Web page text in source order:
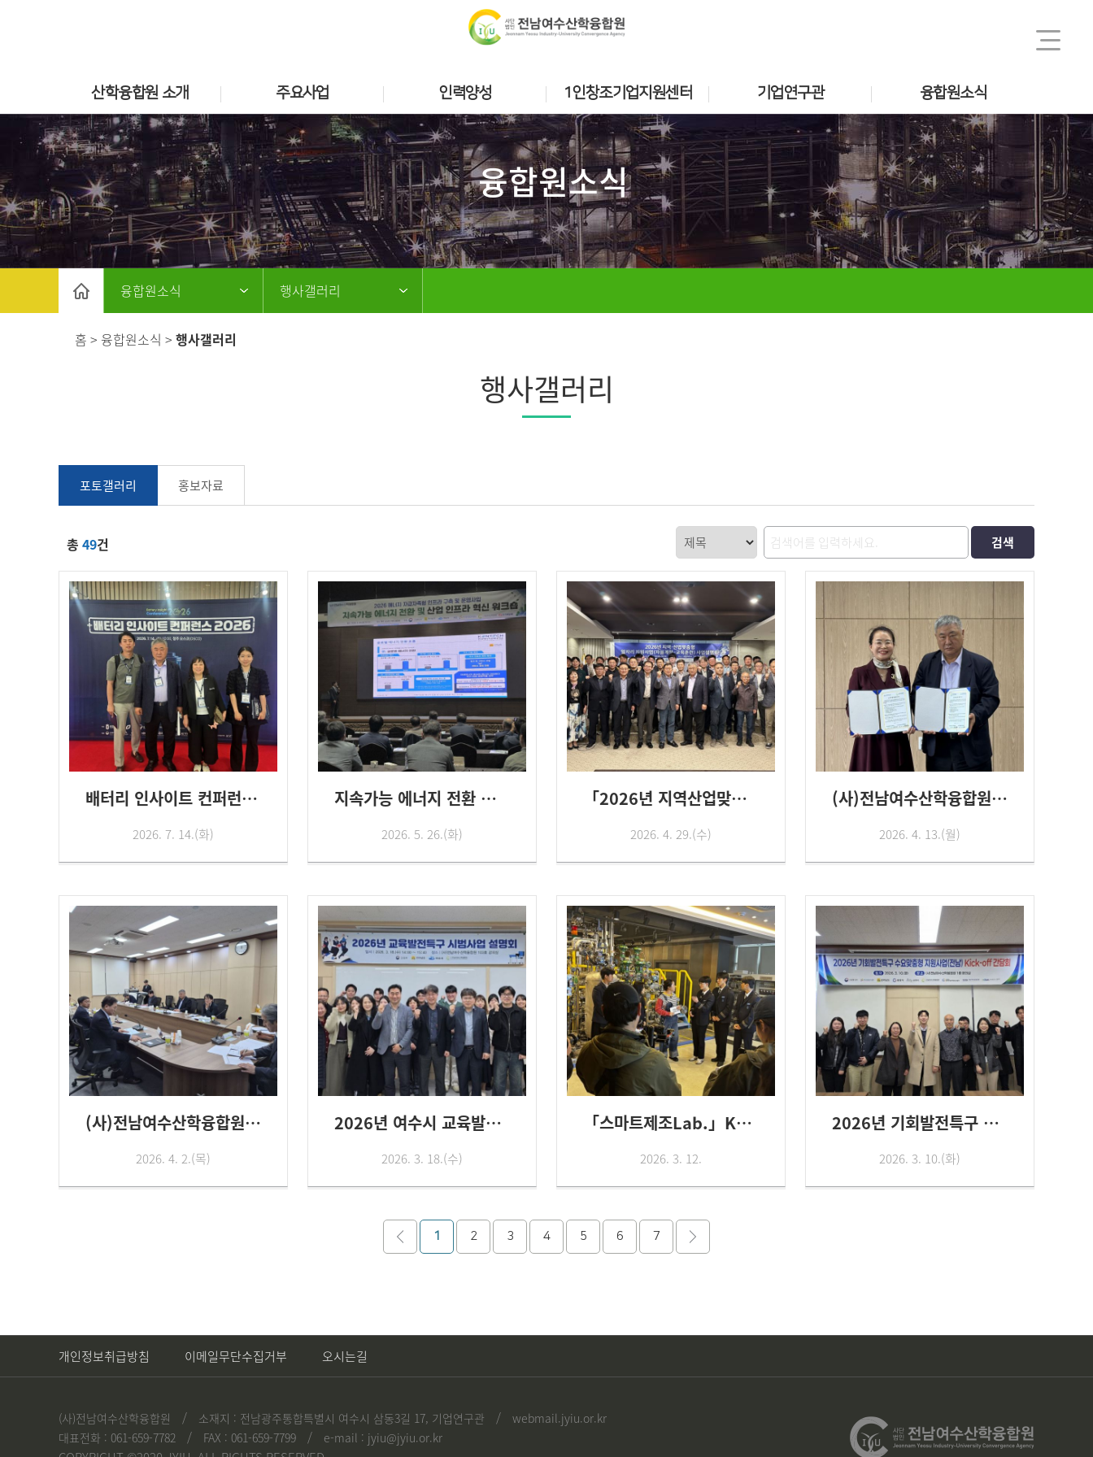
산학융합원 소개 주요사업 인력양성 1인창조기업지원센터 기업연구관 융합원소식
융합원소식
융합원소식 행사갤러리
홈 > 융합원소식 > 행사갤러리
행사갤러리
포토갤러리 홍보자료
총 49건
배터리 인사이트 컨퍼런스 2026
2026. 7. 14.(화)
지속가능 에너지 전환 및 산업 인...
2026. 5. 26.(화)
「2026년 지역산업맞춤형 일자리...
2026. 4. 29.(수)
(사)전남여수산학융합원-여수해양과...
2026. 4. 13.(월)
(사)전남여수산학융합원 2026년...
2026. 4. 2.(목)
2026년 여수시 교육발전특구 시...
2026. 3. 18.(수)
「스마트제조Lab.」KBS1 해드...
2026. 3. 12.
2026년 기회발전특구 수요맞춤형...
2026. 3. 10.(화)
1 2 3 4 5 6 7
개인정보취급방침 이메일무단수집거부 오시는길
(사)전남여수산학융합원 / 소재지 : 전남광주통합특별시 여수시 삼동3길 17, 기업연구관 /
webmail.jyiu.or.kr
대표전화 : 061-659-7782
/ FAX : 061-659-7799 / e-mail : jyiu@jyiu.or.kr